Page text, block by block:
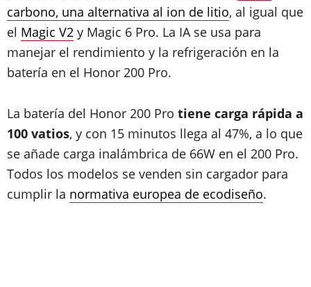
carbono, una alternativa al ion de litio, al igual que
el Magic V2 y Magic 6 Pro. La IA se usa para
manejar el rendimiento y la refrigeración en la
batería en el Honor 200 Pro.
La batería del Honor 200 Pro tiene carga rápida a
100 vatios, y con 15 minutos llega al 47%, a lo que
se añade carga inalámbrica de 66W en el 200 Pro.
Todos los modelos se venden sin cargador para
cumplir la normativa europea de ecodiseño.